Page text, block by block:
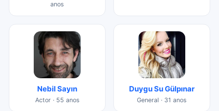
anos
Nebil Sayın
Actor · 55 anos
Duygu Su Gülpınar
General · 31 anos